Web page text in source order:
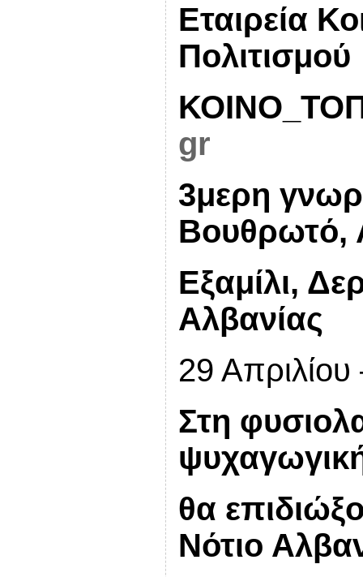
Εταιρεία
Πολιτισμού
gr
3μερη
Βουθρωτό,
Εξαμίλι,
Αλβανίας
29
Στη
θα
Νότιο